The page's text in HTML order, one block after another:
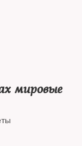
мировые